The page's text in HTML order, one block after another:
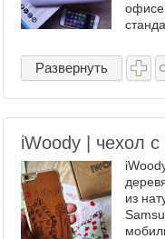
что
Развернуть
iWoody | чехол
из